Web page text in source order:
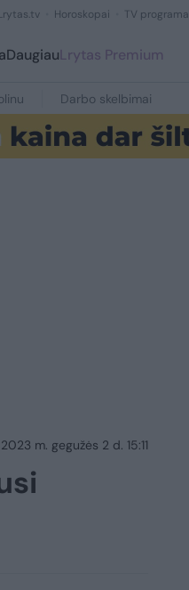
Horoskopai TV programa
DaugiauLrytas Premium
Darbo skelbimai
2023 m. gegužės 2 d. 15:11